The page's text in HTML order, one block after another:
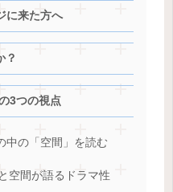
に来た方へ
？
3つの視点
中の「空間」を読む
空間が語るドラマ性